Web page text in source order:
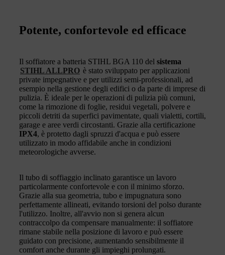
Potente, confortevole ed efficace
Il soffiatore a batteria STIHL BGA 110 del sistema
STIHL ALLPRO è stato sviluppato per applicazioni
private impegnative e per utilizzi semi-professionali, ad
esempio nella gestione degli edifici o da parte di imprese di
pulizia. È ideale per le operazioni di pulizia più comuni,
come la rimozione di foglie, residui vegetali, polvere e
piccoli detriti da superfici pavimentate, quali vialetti, cortili,
garage e aree verdi circostanti. Grazie alla certificazione
IPX4, è protetto dagli spruzzi d'acqua e può essere
utilizzato in modo affidabile anche in condizioni
meteorologiche avverse.
Il tubo di soffiaggio inclinato garantisce un lavoro
particolarmente confortevole e con il minimo sforzo.
Grazie alla sua geometria, tubo e impugnatura sono
perfettamente allineati, evitando torsioni del polso durante
l'utilizzo. Inoltre, all'avvio non si genera alcun
contraccolpo da compensare manualmente: il soffiatore
rimane stabile nella posizione di lavoro e può essere
guidato con precisione, aumentando sensibilmente il
comfort anche durante gli impieghi prolungati.